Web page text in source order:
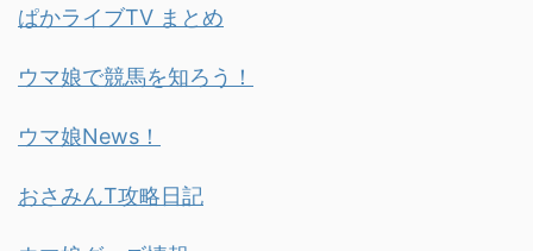
ぱかライブTV まとめ
ウマ娘で競馬を知ろう！
ウマ娘News！
おさみんT攻略日記